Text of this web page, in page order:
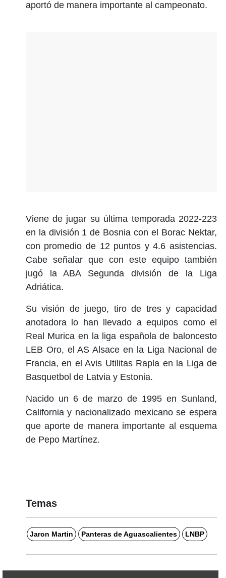
aportó de manera importante al campeonato.
Viene de jugar su última temporada 2022-223
en la división 1 de Bosnia con el Borac Nektar,
con promedio de 12 puntos y 4.6 asistencias.
Cabe señalar que con este equipo también
jugó la ABA Segunda división de la Liga
Adriática.
Su visión de juego, tiro de tres y capacidad
anotadora lo han llevado a equipos como el
Real Murica en la liga española de baloncesto
LEB Oro, el AS Alsace en la Liga Nacional de
Francia, en el Avis Utilitas Rapla en la Liga de
Basquetbol de Latvia y Estonia.
Nacido un 6 de marzo de 1995 en Sunland,
California y nacionalizado mexicano se espera
que aporte de manera importante al esquema
de Pepo Martínez.
Temas
Jaron Martin Panteras de Aguascalientes LNBP